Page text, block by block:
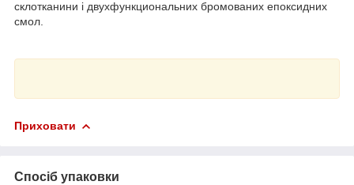
склотканини і двухфункциональних бромованих епоксидних
смол.
Приховати
Спосіб упаковки